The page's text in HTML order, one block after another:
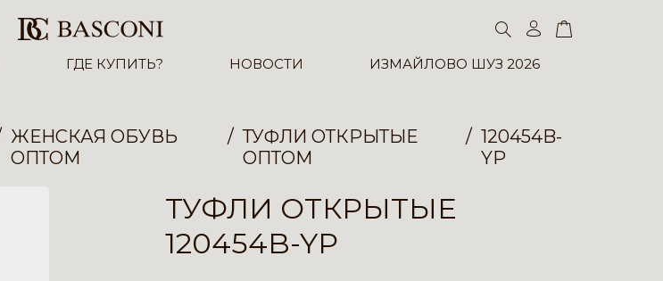
ГДЕ КУПИТЬ? НОВОСТИ ИЗМАЙЛОВО ШУЗ 2026
ЖЕНСКАЯ ОБУВЬ
ОПТОМ
ТУФЛИ ОТКРЫТЫЕ
ОПТОМ
120454B-
YP
ТУФЛИ ОТКРЫТЫЕ
120454B-YP